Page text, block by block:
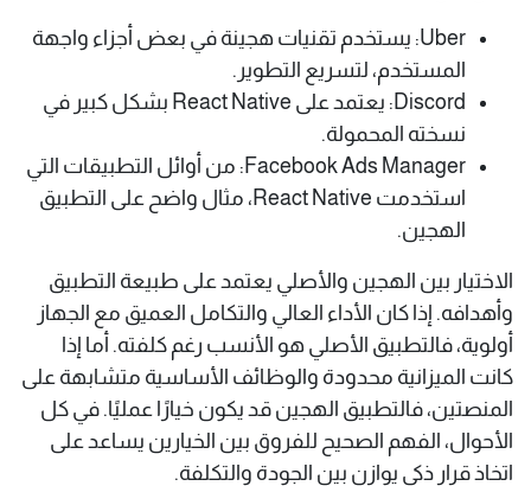
Uber: يستخدم تقنيات هجينة في بعض أجزاء واجهة
المستخدم، لتسريع التطوير.
Discord: يعتمد على React Native بشكل كبير في
نسخته المحمولة.
Facebook Ads Manager: من أوائل التطبيقات التي
استخدمت React Native، مثال واضح على التطبيق
الهجين.
الاختيار بين الهجين والأصلي يعتمد على طبيعة التطبيق
وأهدافه. إذا كان الأداء العالي والتكامل العميق مع الجهاز
أولوية، فالتطبيق الأصلي هو الأنسب رغم كلفته. أما إذا
كانت الميزانية محدودة والوظائف الأساسية متشابهة على
المنصتين، فالتطبيق الهجين قد يكون خيارًا عمليًا. في كل
الأحوال، الفهم الصحيح للفروق بين الخيارين يساعد على
اتخاذ قرار ذكي يوازن بين الجودة والتكلفة.